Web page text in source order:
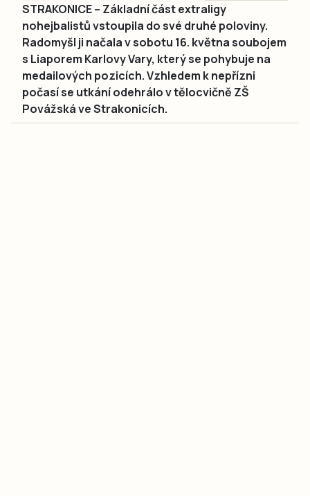
STRAKONICE – Základní část extraligy
nohejbalistů vstoupila do své druhé poloviny.
Radomyšl ji načala v sobotu 16. května soubojem
s Liaporem Karlovy Vary, který se pohybuje na
medailových pozicích. Vzhledem k nepřízni
počasí se utkání odehrálo v tělocvičně ZŠ
Povážská ve Strakonicích.